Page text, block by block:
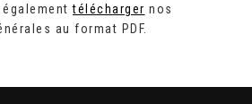
égalementtélécharger nos
au format PDF.